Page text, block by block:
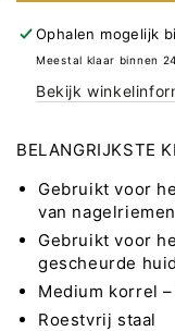
STALEKS
Diamant
Bitje
Blauw
4mm
Bitje
4mm
Ophalen mogelijk
Meestal klaar binnen
Bekijk
BELANGRIJKSTE
Gebruikt voor
van nagelriemen
Gebruikt voor
gescheurde huid
Medium korrel
Roestvrij staal